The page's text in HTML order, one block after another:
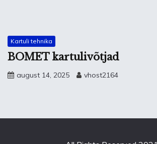
Kartuli tehnika
BOMET kartulivõtjad
august 14, 2025 vhost2164